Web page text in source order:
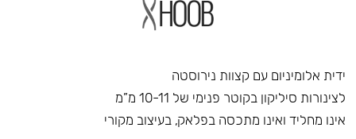
ידית אלומיניום עם קצוות נירוסטה
לצינורות סיליקון בקוטר פנימי של 10-11 מ”מ
אינו מחליד ואינו מתכסה בפלאק, בעיצוב מקורי